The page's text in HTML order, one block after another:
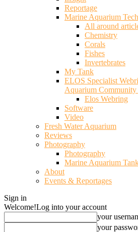
Reportage
Marine Aquarium Tech
All around
Chemistry
Corals
Fishes
Invertebrates
My Tank
ELOS Specialist
Aquarium Community
Elos Webring
Software
Video
Fresh Water Aquarium
Reviews
Photography
Photography
Marine Aquarium
About
Events & Reportages
Sign in
Welcome!Log into your account
your
your